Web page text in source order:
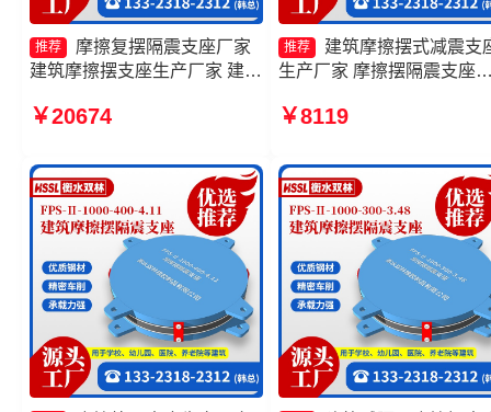
推荐
摩擦复摆隔震支座厂家
建筑摩擦摆支座生产厂家 建筑
制生产厂家
￥20674
推荐
建筑摩擦摆式减震支
生产厂家 摩擦摆隔震支座
擦滑移隔震支座源头工厂
3.81厂家
￥8119